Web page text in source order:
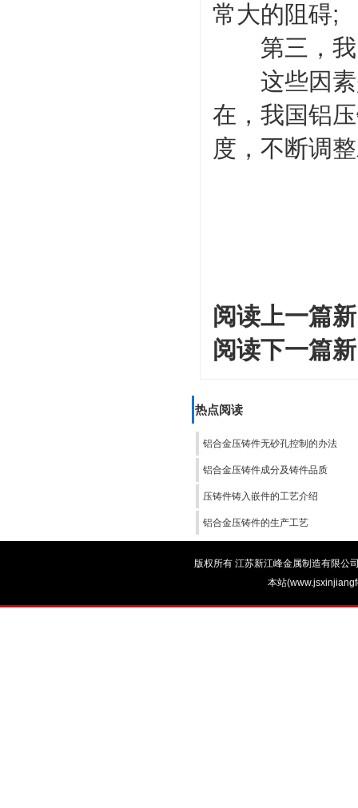
常大的阻碍;
第三，我
这些因素
在，我国铝
度，不断调
阅读上一篇
阅读下一篇
热点阅读
铝合金压铸件无砂孔控制的办法
铝合金压铸件成分及铸件品质
压铸件铸入嵌件的工艺介绍
铝合金压铸件的生产工艺
版权所有 江苏新江峰金属制造有限公
本站